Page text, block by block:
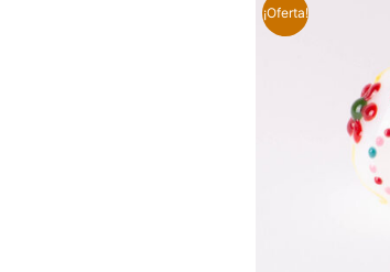
¡Oferta!